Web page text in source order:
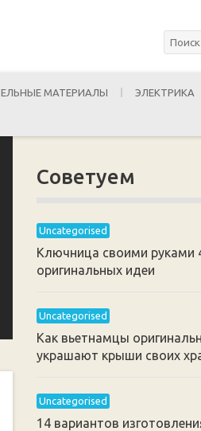
МАТЕРИАЛЫ ЭЛЕКТРИКА
Советуем
Uncategorised
Ключница своими руками
оригинальных идеи
Uncategorised
Как вьетнамцы
украшают крыши своих
Uncategorised
14 вариантов